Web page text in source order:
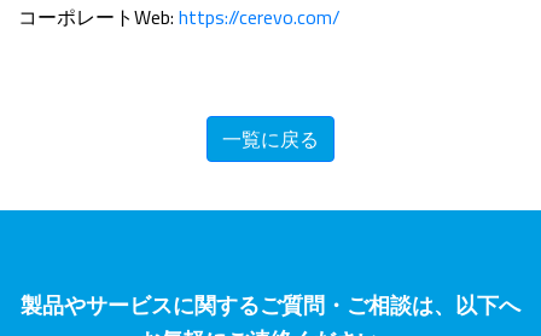
コーポレートWeb: https://cerevo.com/
一覧に戻る
製品やサービスに関するご質問・ご相談は、以下へ